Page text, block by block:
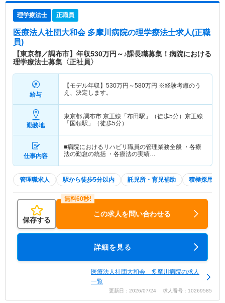
理学療法士 正職員
医療法人社団大和会 多摩川病院の理学療法士求人(正職
員)
【東京都／調布市】年収530万円～♪課長職募集！病院における
理学療法士募集〈正社員〉
給与
【モデル年収】 530万円～580万円 ※経験考慮のう
え、決定します。
勤務地
東京都 調布市 京王線「布田駅」（徒歩5分）京王線
「国領駅」（徒歩5分）
仕事内容
■病院におけるリハビリ職員の管理業務全般 ・各療
法の勤怠の統括 ・各療法の実績…
管理職求人 駅から徒歩5分以内 託児所・育児補助 積極採用中
保存する
この求人を問い合わせる
詳細を見る
医療法人社団大和会 多摩川病院の求人
一覧
更新日：2026/07/24 求人番号：10269585